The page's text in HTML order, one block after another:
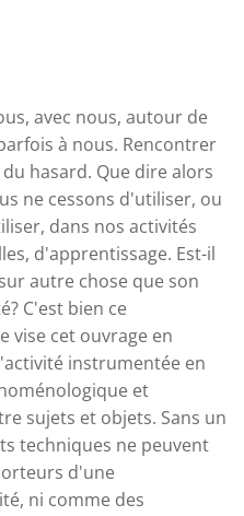
avec nous, autour de
à nous. Rencontrer
hasard. Que dire alors
ne cessons d'utiliser, ou
dans nos activités
d'apprentissage. Est-il
autre chose que son
C'est bien ce
vise cet ouvrage en
instrumentée en
et
sujets et objets. Sans un
techniques ne peuvent
d'une
ni comme des